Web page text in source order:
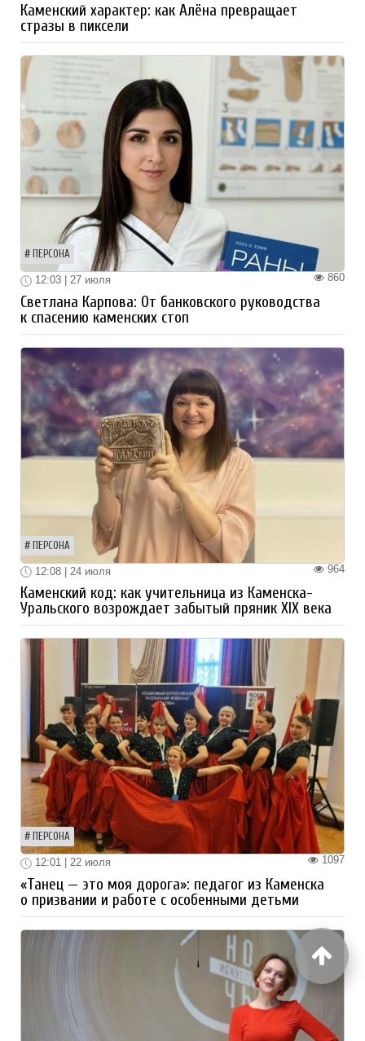
Каменский характер: как Алёна превращает
стразы в пиксели
ПЕРСОНА
860
12:03 | 27 июля
Светлана Карпова: От банковского руководства
к спасению каменских стоп
ПЕРСОНА
964
12:08 | 24 июля
Каменский код: как учительница из Каменска-
Уральского возрождает забытый пряник XIX века
ПЕРСОНА
1097
12:01 | 22 июля
«Танец — это моя дорога»: педагог из Каменска
о призвании и работе с особенными детьми